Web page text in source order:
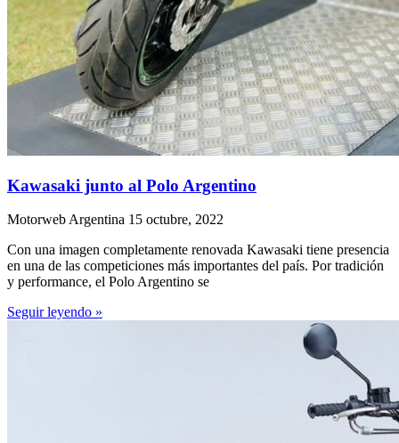
Kawasaki junto al Polo Argentino
Motorweb Argentina 15 octubre, 2022
Con una imagen completamente renovada Kawasaki tiene presencia
en una de las competiciones más importantes del país. Por tradición
y performance, el Polo Argentino se
Seguir leyendo »